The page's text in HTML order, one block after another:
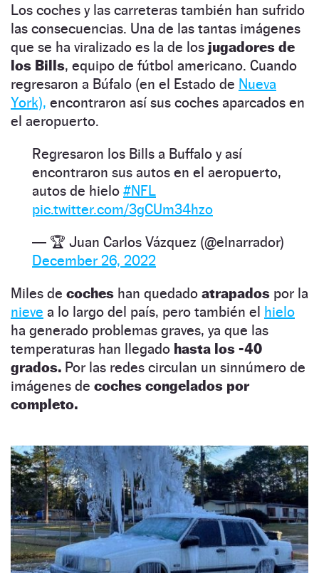
Los coches y las carreteras también han sufrido
las consecuencias. Una de las tantas imágenes
que se ha viralizado es la de los jugadores de
los Bills, equipo de fútbol americano. Cuando
regresaron a Búfalo (en el Estado de Nueva
York), encontraron así sus coches aparcados en
el aeropuerto.
Regresaron los Bills a Buffalo y así
encontraron sus autos en el aeropuerto,
autos de hielo #NFL
pic.twitter.com/3gCUm34hzo
— 🏆 Juan Carlos Vázquez (@elnarrador)
December 26, 2022
Miles de coches han quedado atrapados por la
nieve a lo largo del país, pero también el hielo
ha generado problemas graves, ya que las
temperaturas han llegado hasta los -40
grados. Por las redes circulan un sinnúmero de
imágenes de coches congelados por
completo.